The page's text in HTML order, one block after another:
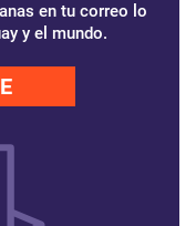
en tu correo lo
y el mundo.